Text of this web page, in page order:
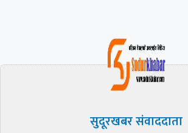
सुदूरखबर संवाददाता